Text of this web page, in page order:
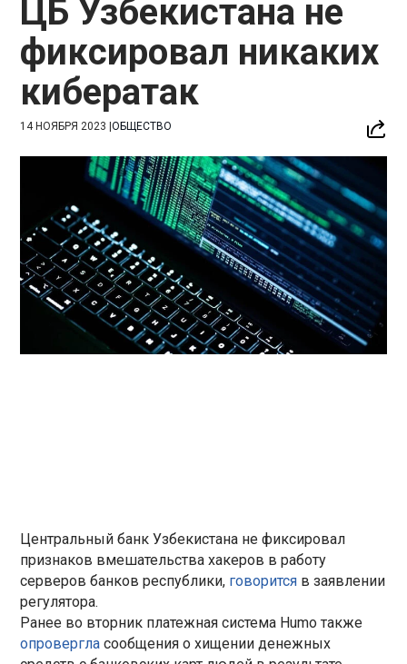
ЦБ Узбекистана не
фиксировал никаких
кибератак
14 НОЯБРЯ 2023 |ОБЩЕСТВО
Центральный банк Узбекистана не фиксировал
признаков вмешательства хакеров в работу
серверов банков республики, говорится в заявлении
регулятора.
Ранее во вторник платежная система Humo также
опровергласообщения о хищении денежных